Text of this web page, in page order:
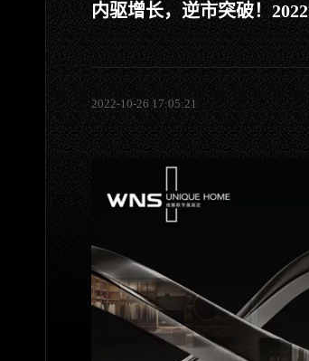
内驱增长，逆市突破！
2022-10-26 17:05:21